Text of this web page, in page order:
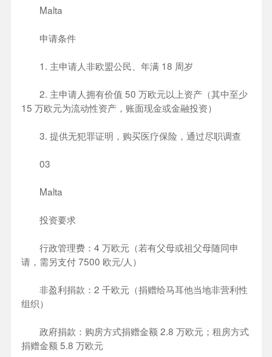
Malta
申请条件
1. 主申请人非欧盟公民、年满 18 周岁
2. 主申请人拥有价值 50 万欧元以上资产（其中至少
15 万欧元为流动性资产，账面现金或金融投资）
3. 提供无犯罪证明，购买医疗保险，通过尽职调查
03
Malta
投资要求
行政管理费：4 万欧元（若有父母或祖父母随同申
请，需另支付 7500 欧元/人）
非盈利捐款：2 千欧元（捐赠给马耳他当地非营利性
组织）
政府捐款：购房方式捐赠金额 2.8 万欧元；租房方式
捐赠金额 5.8 万欧元